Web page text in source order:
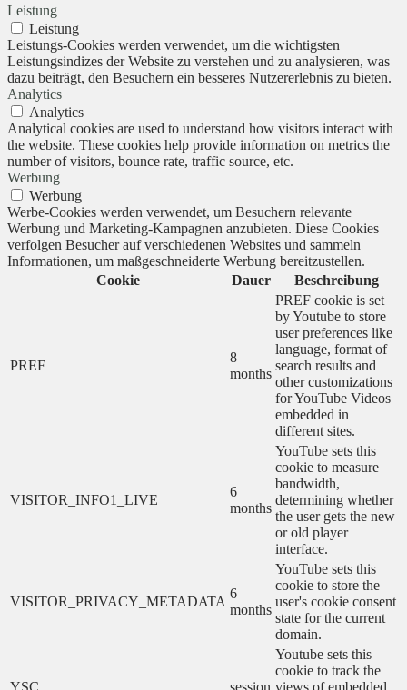
Leistung
Leistung
Leistungs-Cookies werden verwendet, um die wichtigsten
Leistungsindizes der Website zu verstehen und zu analysieren, was
dazu beiträgt, den Besuchern ein besseres Nutzererlebnis zu bieten.
Analytics
Analytics
Analytical cookies are used to understand how visitors interact with
the website. These cookies help provide information on metrics the
number of visitors, bounce rate, traffic source, etc.
Werbung
Werbung
Werbe-Cookies werden verwendet, um Besuchern relevante
Werbung und Marketing-Kampagnen anzubieten. Diese Cookies
verfolgen Besucher auf verschiedenen Websites und sammeln
Informationen, um maßgeschneiderte Werbung bereitzustellen.
Cookie
Dauer Beschreibung
PREF
8
months
PREF cookie is set
by Youtube to store
user preferences like
language, format of
search results and
other customizations
for YouTube Videos
embedded in
different sites.
VISITOR_INFO1_LIVE
6
months
YouTube sets this
cookie to measure
bandwidth,
determining whether
the user gets the new
or old player
interface.
VISITOR_PRIVACY_METADATA
6
months
YouTube sets this
cookie to store the
user's cookie consent
state for the current
domain.
YSC session
Youtube sets this
cookie to track the
views of embedded